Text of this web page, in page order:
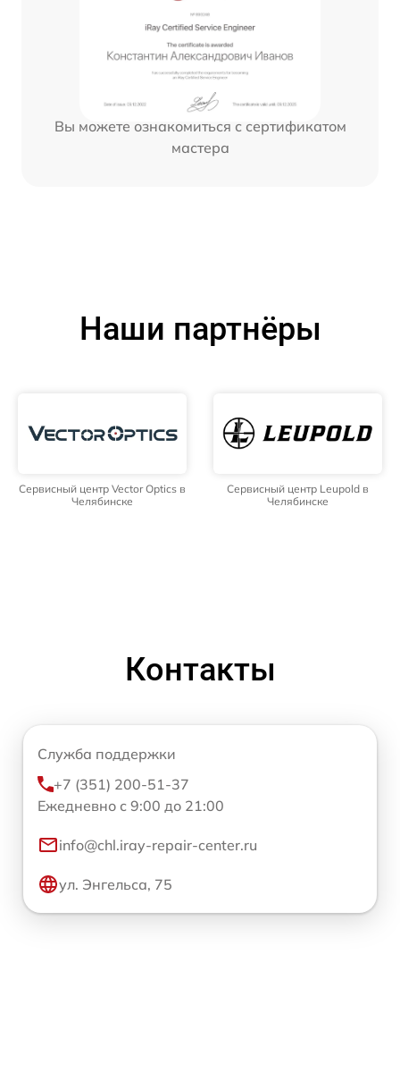
Вы можете ознакомиться с сертификатом
мастера
Наши партнёры
Сервисный центр Vector Optics в
Челябинске
Сервисный центр Leupold в
Челябинске
Контакты
Служба поддержки
+7 (351) 200-51-37
Ежедневно с 9:00 до 21:00
info@chl.iray-repair-center.ru
ул. Энгельса, 75